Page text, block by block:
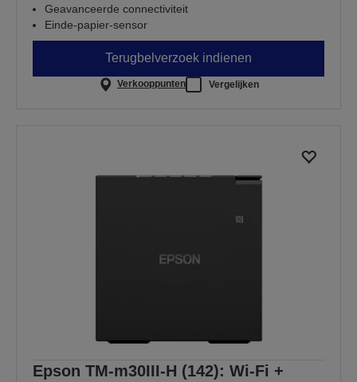
Geavanceerde connectiviteit
Einde-papier-sensor
Terugbelverzoek indienen
Verkooppunten Vergelijken
Epson TM-m30III-H (142): Wi-Fi +